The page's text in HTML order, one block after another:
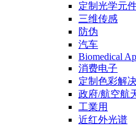
定制光学元
三维传感
防伪
汽车
Biomedical
消费电子
定制色彩解
政府/航空航
工業用
近红外光谱